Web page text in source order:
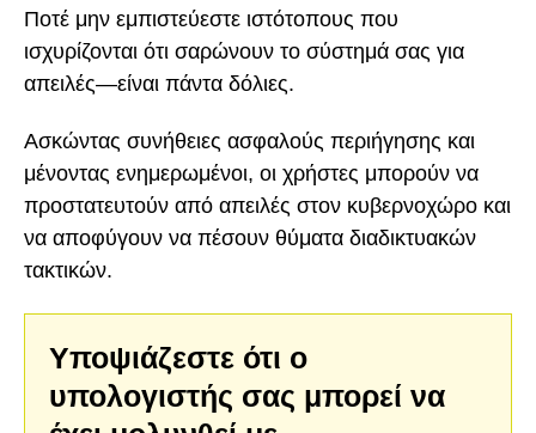
Ποτέ μην εμπιστεύεστε ιστότοπους που
ισχυρίζονται ότι σαρώνουν το σύστημά σας για
απειλές—είναι πάντα δόλιες.
Ασκώντας συνήθειες ασφαλούς περιήγησης και
μένοντας ενημερωμένοι, οι χρήστες μπορούν να
προστατευτούν από απειλές στον κυβερνοχώρο και
να αποφύγουν να πέσουν θύματα διαδικτυακών
τακτικών.
Υποψιάζεστε ότι ο
υπολογιστής σας μπορεί να